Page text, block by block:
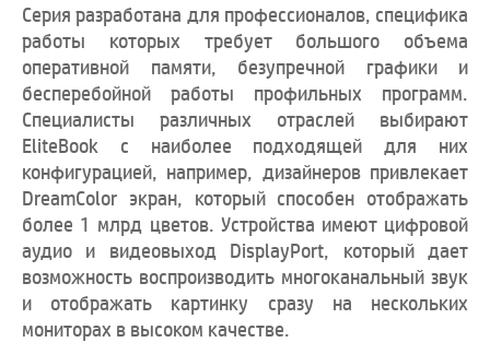
Серия разработана для профессионалов, специфика
работы которых требует большого объема
оперативной памяти, безупречной графики и
бесперебойной работы профильных программ.
Специалисты различных отраслей выбирают
EliteBook с наиболее подходящей для них
конфигурацией, например, дизайнеров привлекает
DreamColor экран, который способен отображать
более 1 млрд цветов. Устройства имеют цифровой
аудио и видеовыход DisplayPort, который дает
возможность воспроизводить многоканальный звук
и отображать картинку сразу на нескольких
мониторах в высоком качестве.